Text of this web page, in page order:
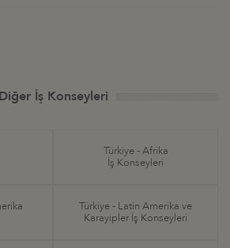
Diğer İş Konseyleri
Türkiye - Afrika
İş Konseyleri
Türkiye - Latin Amerika ve
Karayipler İş Konseyleri